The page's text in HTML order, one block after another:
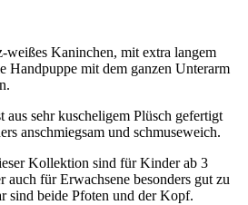
weißes Kaninchen, mit extra langem
Handpuppe mit dem ganzen Unterarm
aus sehr kuscheligem Plüsch gefertigt
anschmiegsam und schmuseweich.
Kollektion sind für Kinder ab 3
auch für Erwachsene besonders gut zu
sind beide Pfoten und der Kopf.